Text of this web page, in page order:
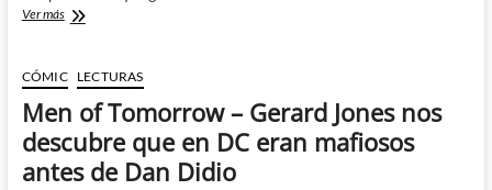
a
Ver más100
Jerry
Siegel
CÓMIC LECTURAS
Men of Tomorrow – Gerard Jones nos
descubre que en DC eran mafiosos
antes de Dan Didio